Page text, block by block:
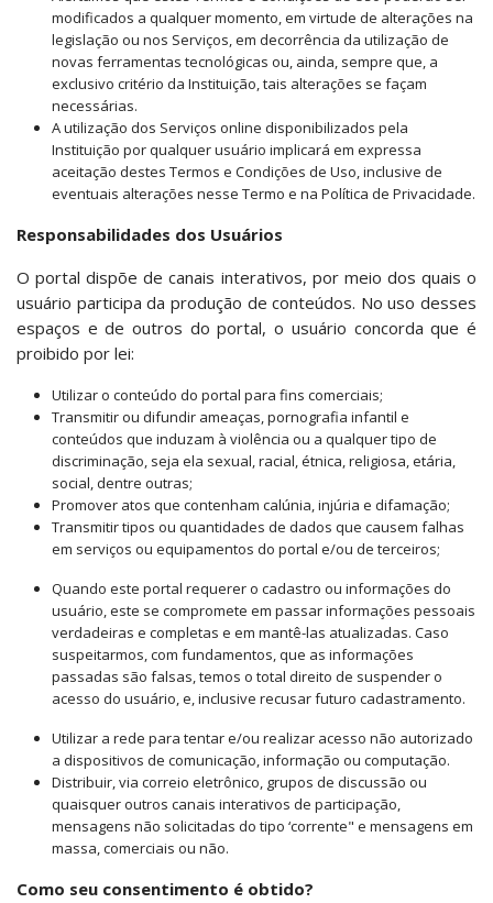
modificados a qualquer momento, em virtude de alterações na
legislação ou nos Serviços, em decorrência da utilização de
novas ferramentas tecnológicas ou, ainda, sempre que, a
exclusivo critério da Instituição, tais alterações se façam
necessárias.
A utilização dos Serviços online disponibilizados pela
Instituição por qualquer usuário implicará em expressa
aceitação destes Termos e Condições de Uso, inclusive de
eventuais alterações nesse Termo e na Política de Privacidade.
Responsabilidades dos Usuários
O portal dispõe de canais interativos, por meio dos quais o
usuário participa da produção de conteúdos. No uso desses
espaços e de outros do portal, o usuário concorda que é
proibido por lei:
Utilizar o conteúdo do portal para fins comerciais;
Transmitir ou difundir ameaças, pornografia infantil e
conteúdos que induzam à violência ou a qualquer tipo de
discriminação, seja ela sexual, racial, étnica, religiosa, etária,
social, dentre outras;
Promover atos que contenham calúnia, injúria e difamação;
Transmitir tipos ou quantidades de dados que causem falhas
em serviços ou equipamentos do portal e/ou de terceiros;
Quando este portal requerer o cadastro ou informações do
usuário, este se compromete em passar informações pessoais
verdadeiras e completas e em mantê-las atualizadas. Caso
suspeitarmos, com fundamentos, que as informações
passadas são falsas, temos o total direito de suspender o
acesso do usuário, e, inclusive recusar futuro cadastramento.
Utilizar a rede para tentar e/ou realizar acesso não autorizado
a dispositivos de comunicação, informação ou computação.
Distribuir, via correio eletrônico, grupos de discussão ou
quaisquer outros canais interativos de participação,
mensagens não solicitadas do tipo ‘corrente" e mensagens em
massa, comerciais ou não.
Como seu consentimento é obtido?